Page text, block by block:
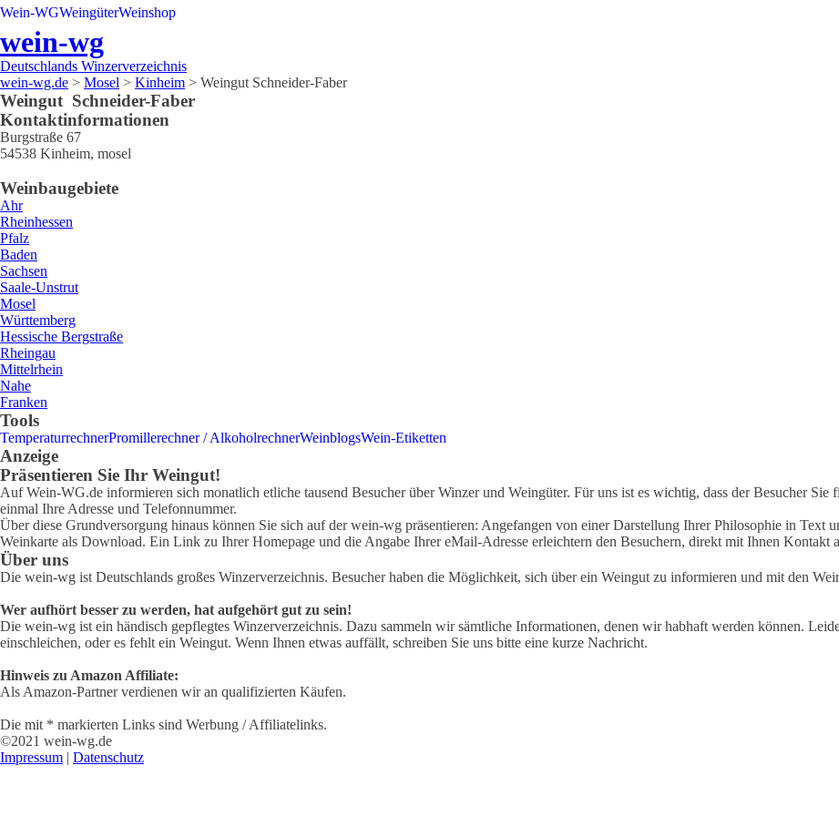
Wein-WGWeingüterWeinshop
wein-wg
Deutschlands Winzerverzeichnis
wein-wg.de > Mosel > Kinheim > Weingut Schneider-Faber
Weingut Schneider-Faber
Kontaktinformationen
Burgstraße 67
54538 Kinheim, mosel
Weinbaugebiete
Ahr
Rheinhessen
Pfalz
Baden
Sachsen
Saale-Unstrut
Mosel
Württemberg
Hessische Bergstraße
Rheingau
Mittelrhein
Nahe
Franken
Tools
TemperaturrechnerPromillerechner / AlkoholrechnerWeinblogsWein-Etiketten
Anzeige
Präsentieren Sie Ihr Weingut!
Auf Wein-WG.de informieren sich monatlich etliche tausend Besucher über Winzer und Weingüter. Für uns ist es wichtig, dass der Besucher
einmal Ihre Adresse und Telefonnummer.
Über diese Grundversorgung hinaus können Sie sich auf der wein-wg präsentieren: Angefangen von einer Darstellung Ihrer Philosophie in Text
Weinkarte als Download. Ein Link zu Ihrer Homepage und die Angabe Ihrer eMail-Adresse erleichtern den Besuchern, direkt mit Ihnen Kontakt
Über uns
Die wein-wg ist Deutschlands großes Winzerverzeichnis. Besucher haben die Möglichkeit, sich über ein Weingut zu informieren und mit den
Wer aufhört besser zu werden, hat aufgehört gut zu sein!
Die wein-wg ist ein händisch gepflegtes Winzerverzeichnis. Dazu sammeln wir sämtliche Informationen, denen wir habhaft werden können.
einschleichen, oder es fehlt ein Weingut. Wenn Ihnen etwas auffällt, schreiben Sie uns bitte eine kurze Nachricht.
Hinweis zu Amazon Affiliate:
Als Amazon-Partner verdienen wir an qualifizierten Käufen.
Die mit * markierten Links sind Werbung / Affiliatelinks.
©2021 wein-wg.de
Impressum | Datenschutz